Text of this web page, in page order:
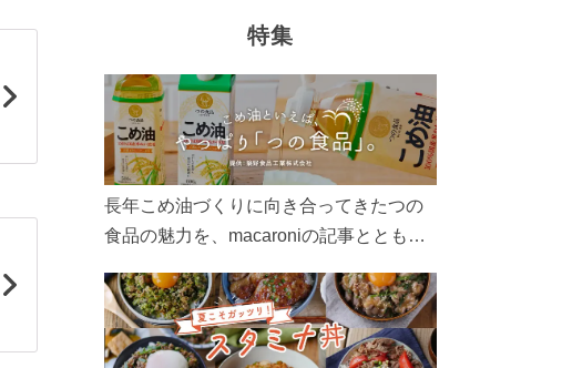
特集
長年こめ油づくりに向き合ってきたつの
食品の魅力を、macaroniの記事とともに
ん、製造現場や品質へのこだわりまで。
こめ油をもっと好きになるコンテンツを
ぜひお楽しみください。